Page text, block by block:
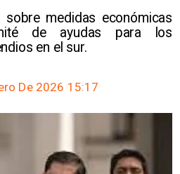
sobre medidas económicas
de ayudas para los
en el sur.
De 2026 15:17